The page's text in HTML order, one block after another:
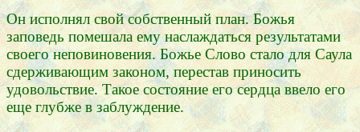
Он исполнял свой собственный план. Божья
заповедь помешала ему наслаждаться результатами
своего неповиновения. Божье Слово стало для Саула
сдерживающим законом, перестав приносить
удовольствие. Такое состояние его сердца ввело его
еще глубже в заблуждение.